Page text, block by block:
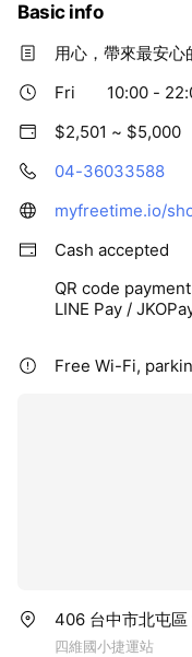
Basic info
用心，帶來最安心
Fri
10:00 -
$2,501 ~ $5,000
04-36033588
myfreetime.io/
Cash accepted
QR code payment
LINE Pay /
Free Wi-Fi,
406 台中市北屯
四維國小捷運站